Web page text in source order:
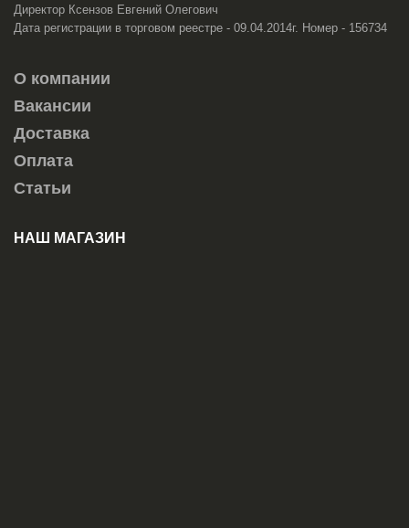
Директор Ксензов Евгений Олегович
Дата регистрации в торговом реестре - 09.04.2014г. Номер - 156734
О компании
Вакансии
Доставка
Оплата
Статьи
НАШ МАГАЗИН